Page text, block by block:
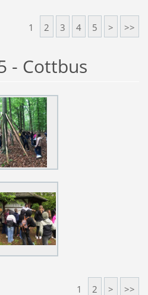
1 2 3 4 5 > >>
- Cottbus
1 2 > >>